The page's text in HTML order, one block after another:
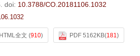
doi: 10.3788/CO.20181106.1032
HTML全文 (910) PDF 5162KB(181)